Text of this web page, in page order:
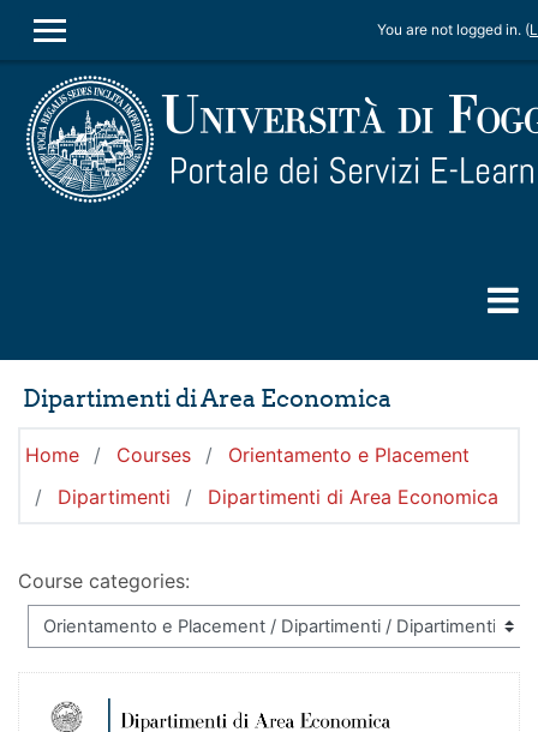
SIDE PANEL
You are not logged in. (
Dipartimenti di Area Economica
Home Courses
Orientamento e Placement
Dipartimenti
Dipartimenti di Area Economica
Course categories: